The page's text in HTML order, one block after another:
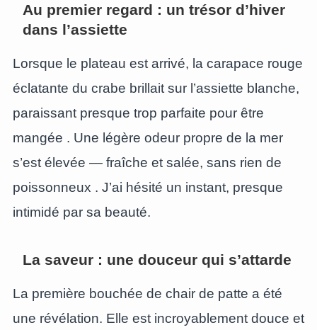
Au premier regard : un trésor d’hiver
dans l’assiette
Lorsque le plateau est arrivé, la carapace rouge
éclatante du crabe brillait sur l’assiette blanche,
paraissant presque trop parfaite pour être
mangée . Une légère odeur propre de la mer
s’est élevée — fraîche et salée, sans rien de
poissonneux . J’ai hésité un instant, presque
intimidé par sa beauté.
La saveur : une douceur qui s’attarde
La première bouchée de chair de patte a été
une révélation. Elle est incroyablement douce et